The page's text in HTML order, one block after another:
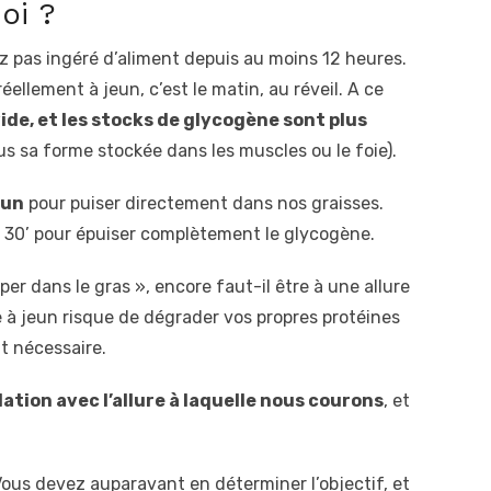
?
pas ingéré d’aliment depuis au moins 12 heures.
à jeun, c’est le matin, au réveil. A ce
et les stocks de glycogène sont plus
sa forme stockée dans les muscles ou le foie).
pour puiser directement dans nos graisses.
pour épuiser complètement le glycogène.
dans le gras », encore faut-il être à une allure
jeun risque de dégrader vos propres protéines
nécessaire.
avec l’allure à laquelle nous courons, et
devez auparavant en déterminer l’objectif, et